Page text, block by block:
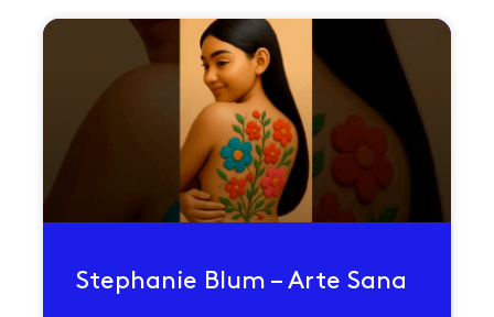
Stephanie Blum – Arte Sana